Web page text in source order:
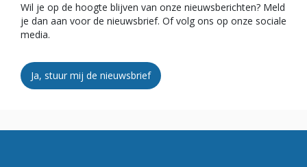
Wil je op de hoogte blijven van onze nieuwsberichten? Meld
je dan aan voor de nieuwsbrief. Of volg ons op onze sociale
media.
Ja, stuur mij de nieuwsbrief